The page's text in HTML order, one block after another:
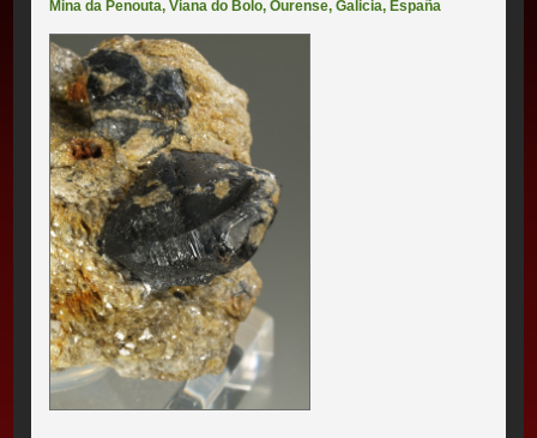
Mina da Penouta,Viana do Bolo,Ourense,Galicia, España